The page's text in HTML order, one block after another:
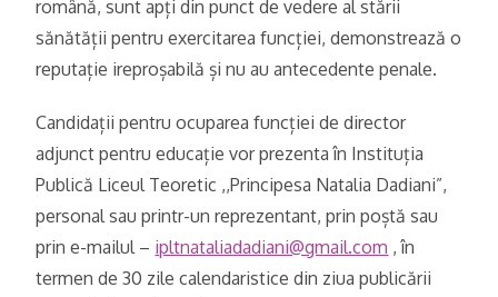
română, sunt apți din punct de vedere al stării
sănătății pentru exercitarea funcției, demonstrează o
reputație ireproșabilă și nu au antecedente penale.
Candidații pentru ocuparea funcției de director
adjunct pentru educație vor prezenta în Instituția
Publică Liceul Teoretic ,,Principesa Natalia Dadiani”,
personal sau printr-un reprezentant, prin poștă sau
prin e-mailul – ipltnataliadadiani@gmail.com , în
termen de 30 zile calendaristice din ziua publicării